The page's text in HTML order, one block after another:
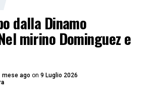
dalla Dinamo
mirino Dominguez e
mese ago on 9 Luglio 2026